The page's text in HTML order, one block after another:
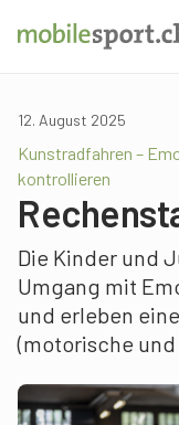
12. August 2025
Kunstradfahren –
kontrollieren
Die Kinder und
Umgang mit
und erleben
(motorische